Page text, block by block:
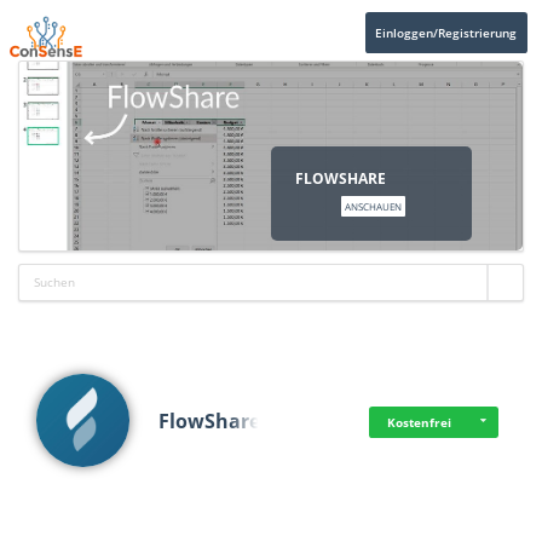
Einloggen/Registrierung
FLOWSHARE
ANSCHAUEN
FlowShare Kostenfrei